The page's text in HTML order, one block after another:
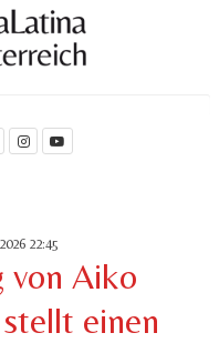
22:45
von Aiko
einen